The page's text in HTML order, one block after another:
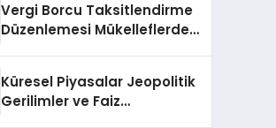
Vergi Borcu Taksitlendirme
Düzenlemesi Mükelleflerden
Küresel Piyasalar Jeopolitik
Gerilimler ve Faiz